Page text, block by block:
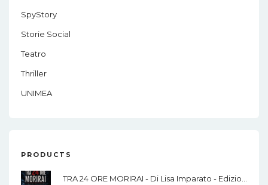
SpyStory
Storie Social
Teatro
Thriller
UNIMEA
PRODUCTS